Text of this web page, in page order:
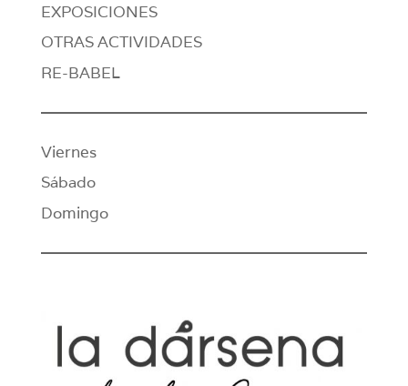
EXPOSICIONES
OTRAS ACTIVIDADES
RE-BABEL
Viernes
Sábado
Domingo